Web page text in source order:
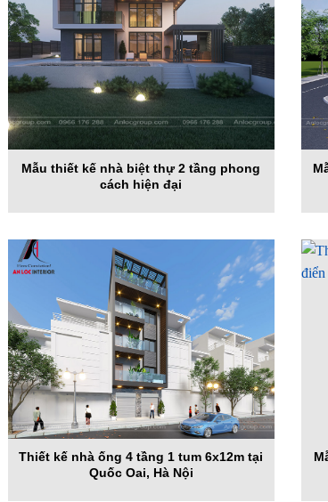
Mẫu thiết kế nhà biệt thự 2 tầng phong
cách hiện đại
Thiết kế nhà ống 4 tầng 1 tum 6x12m tại
Quốc Oai, Hà Nội